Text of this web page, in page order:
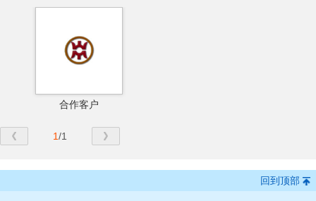
合作客户
1/1
回到顶部